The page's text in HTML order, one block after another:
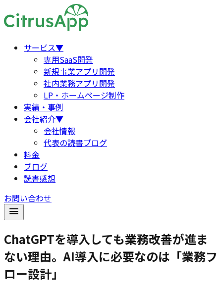
サービス▼
専用SaaS開発
新規事業アプリ開発
社内業務アプリ開発
LP・ホームページ制作
実績・事例
会社紹介▼
会社情報
代表の読書ブログ
料金
ブログ
読書感想
お問い合わせ
ChatGPTを導入しても業務改善が進ま
ない理由。AI導入に必要なのは「業務フ
ロー設計」